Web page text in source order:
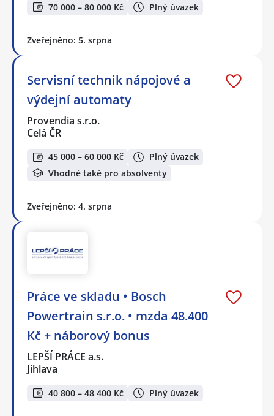
70 000 – 80 000 Kč Plný úvazek
Zveřejněno: 5. srpna
Servisní technik nápojové a
výdejní automaty
Provendia s.r.o.
Celá ČR
45 000 – 60 000 Kč
Plný úvazek
Vhodné také pro absolventy
Zveřejněno: 4. srpna
Práce ve skladu • Bosch
Powertrain s.r.o. • mzda 48.400
Kč + náborový bonus
LEPŠÍ PRÁCE a.s.
Jihlava
40 800 – 48 400 Kč Plný úvazek